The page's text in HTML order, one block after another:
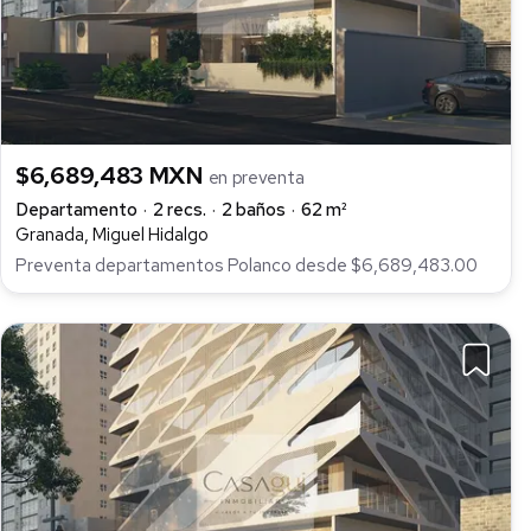
$6,689,483 MXN en preventa
Departamento
2 recs. 2 baños
62 m²
Granada, Miguel Hidalgo
Preventa departamentos Polanco desde $6,689,483.00